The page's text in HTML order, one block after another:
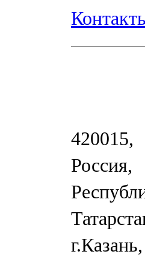
420015,
Россия,